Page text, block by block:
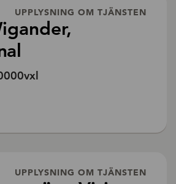
UPPLYSNING OM TJÄNSTEN
UPPLYSNING OM TJÄNSTEN